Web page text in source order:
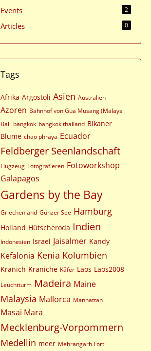
Events 2
Articles 0
Tags
Afrika Argostoli Asien Australien
Azoren Bahnhof von Gua Musang (Malays
Bali bangkok bangkok thailand Bikaner
Blume chao phraya Ecuador
Feldberger Seenlandschaft
Flugzeug Fotografieren Fotoworkshop
Galapagos
Gardens by the Bay
Griechenland Günzer See Hamburg
Holland Hütscheroda Indien
Indonesien Israel Jaisalmer Kandy
Kefalonia Kenia Kolumbien
Kranich Kraniche Käfer Laos Laos2008
Leuchtturm Madeira Maine
Malaysia Mallorca Manhattan
Masai Mara
Mecklenburg-Vorpommern
Medellin meer Mehrangarh Fort